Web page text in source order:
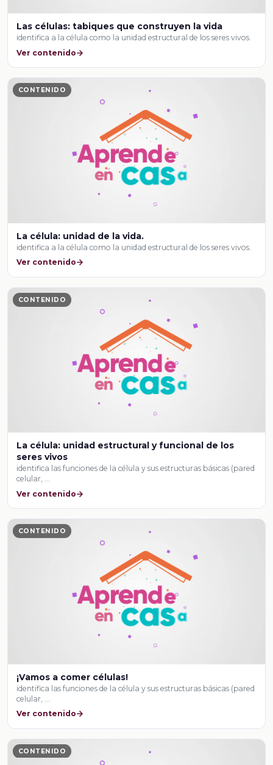
Las células: tabiques que construyen la vida
identifica a la célula como la unidad estructural de los seres vivos.
Ver contenido
CONTENIDO
La célula: unidad de la vida.
identifica a la célula como la unidad estructural de los seres vivos.
Ver contenido
CONTENIDO
La célula: unidad estructural y funcional de los
seres vivos
identifica las funciones de la célula y sus estructuras básicas (pared
celular, …
Ver contenido
CONTENIDO
¡Vamos a comer células!
identifica las funciones de la célula y sus estructuras básicas (pared
celular, …
Ver contenido
CONTENIDO